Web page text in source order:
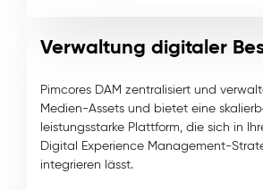
Verwaltung digitaler
Pimcores DAM zentralisiert und
Medien-Assets und bietet eine
leistungsstarke Plattform, die sich in
Digital Experience Management-
integrieren lässt.